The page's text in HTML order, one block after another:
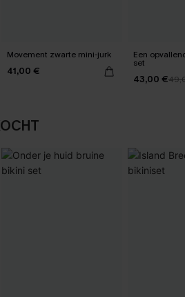
Movement zwarte mini-jurk
41,00 €
Een
set
43,00 €